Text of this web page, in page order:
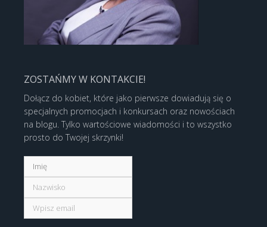
ZOSTAŃMY W KONTAKCIE!
Dołącz do kobiet, które jako pierwsze dowiadują się o
specjalnych promocjach i konkursach oraz nowościach
na blogu. Tylko wartościowe wiadomości i to wszystko
prosto do Twojej skrzynki!